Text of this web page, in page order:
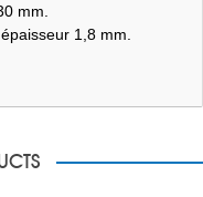
mm.
1,8 mm.